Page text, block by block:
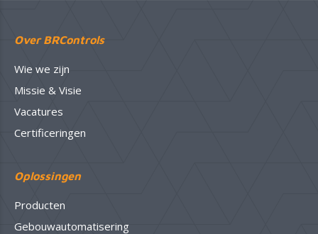
Over BRControls
Wie we zijn
Missie & Visie
Vacatures
Certificeringen
Oplossingen
Producten
Gebouwautomatisering